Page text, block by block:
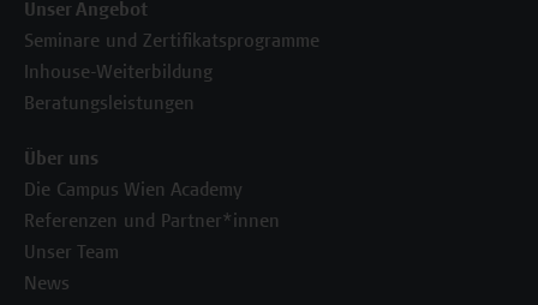
Unser Angebot
Seminare und Zertifikatsprogramme
Inhouse-Weiterbildung
Beratungsleistungen
Über uns
Die Campus Wien Academy
Referenzen und Partner*innen
Unser Team
News